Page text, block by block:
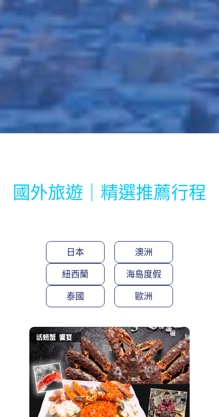
國外旅遊｜精選推薦行程
日本 澳洲
紐西蘭 海島度假
泰國 歐洲